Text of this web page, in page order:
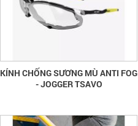
KÍNH CHỐNG SƯƠNG MÙ ANTI FOG
- JOGGER TSAVO